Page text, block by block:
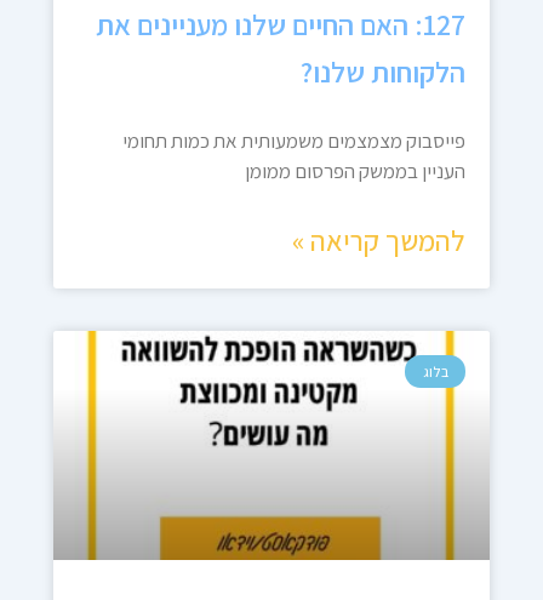
127: האם החיים שלנו מעניינים את
הלקוחות שלנו?
פייסבוק מצמצמים משמעותית את כמות תחומי
העניין בממשק הפרסום ממומן
להמשך קריאה »
בלוג